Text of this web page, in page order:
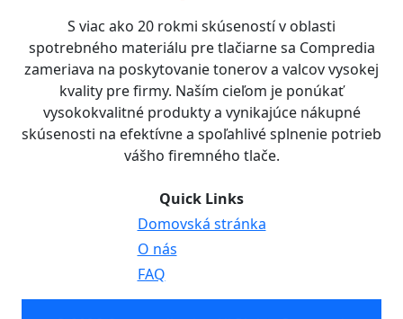
S viac ako 20 rokmi skúseností v oblasti
spotrebného materiálu pre tlačiarne sa Compredia
zameriava na poskytovanie tonerov a valcov vysokej
kvality pre firmy. Naším cieľom je ponúkať
vysokokvalitné produkty a vynikajúce nákupné
skúsenosti na efektívne a spoľahlivé splnenie potrieb
vášho firemného tlače.
Quick Links
Domovská stránka
O nás
FAQ